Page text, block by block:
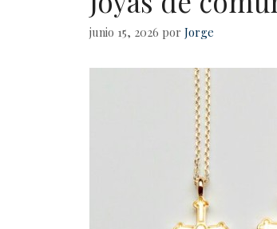
junio 15, 2026 por Jorge